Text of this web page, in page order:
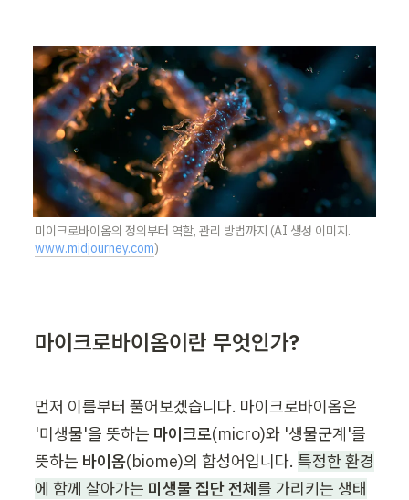
www.midjourney.com)
마이크로바이옴이란 무엇인가?
먼저 이름부터 풀어보겠습니다. 마이크로바이옴은
'미생물'을 뜻하는 마이크로(micro)와 '생물군계'를
뜻하는 바이옴(biome)의 합성어입니다. 특정한 환경
에 함께 살아가는 미생물 집단 전체를 가리키는 생태